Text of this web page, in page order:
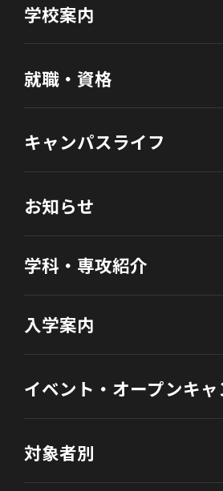
学校案内
就職・資格
キャンパスライフ
お知らせ
学科・専攻紹介
入学案内
イベント・オープンキャ
対象者別